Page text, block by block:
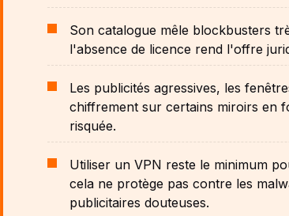
Son catalogue mêle blockbusters
l'absence de licence rend l'offre
Les publicités agressives, les
chiffrement sur certains miroirs en
risquée.
Utiliser un VPN reste le minimum
cela ne protège pas contre les
publicitaires douteuses.